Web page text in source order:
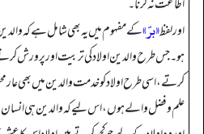
اورلفظ«برّ»کے مفہوم میں یہ بھی شامل ہے کہ
ہو۔ جس طرح والدین اولاد کی تربیت اور پرورش
کرتے، اسی طرح اولاد کو خدمت والدین میں بھی عار
علم و فضل والے ہوں، اس لیے کہ والدین ہی